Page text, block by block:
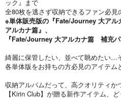
ック』まで
全80枚を逃さず収納できるファン必見
※単体販売版の『Fate/Journey 大ア
アルカナ篇』、
『Fate/Journey 大アルカナ篇 補充
綺麗に保管したい、並べて眺めたい…
各単体版をお持ちの方必見のアイテム
収納アルバムだって、高クオリティか
【Kirin Club】が贈る新作アイテム、